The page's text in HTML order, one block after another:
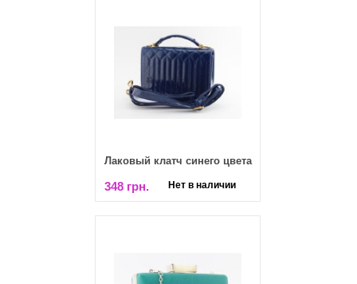
Лаковый клатч синего цвета
348 грн. Нет в наличии